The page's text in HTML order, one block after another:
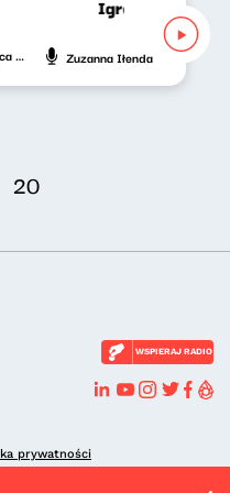
Igranie z
14 lipca 2026 Zuzanna Iłenda
20
WSPIERAJ RADIO
prywatności